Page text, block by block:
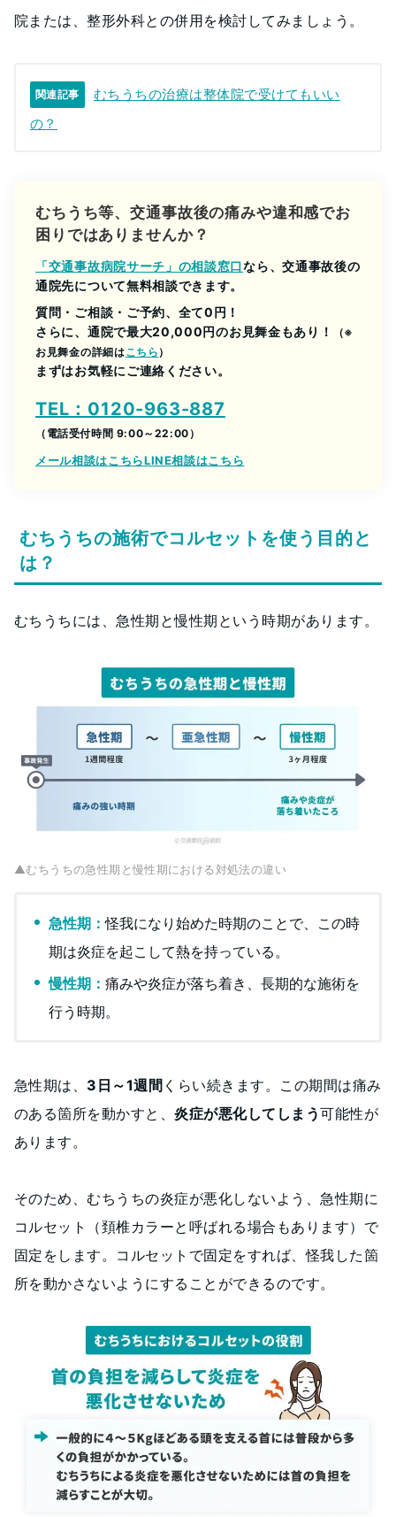
院または、整形外科との併用を検討してみましょう。
関連記事
むちうちの治療は整体院で受けてもいい
の？
むちうち等、交通事故後の痛みや違和感でお
困りではありませんか？
「交通事故病院サーチ」の相談窓口なら、交通事故後の
通院先について無料相談できます。
質問・ご相談・ご予約、全て0円！
さらに、通院で最大20,000円のお見舞金もあり！
（※
お見舞金の詳細はこちら ）
まずはお気軽にご連絡ください。
TEL：0120-963-887
（電話受付時間 9:00～22:00）
メール相談はこちらLINE相談はこちら
むちうちの施術でコルセットを使う目的と
は？
むちうちには、急性期と慢性期という時期があります。
▲むちうちの急性期と慢性期における対処法の違い
急性期：怪我になり始めた時期のことで、この時
期は炎症を起こして熱を持っている。
慢性期： 痛みや炎症が落ち着き、長期的な施術を
行う時期。
急性期は、 3日～1週間 くらい続きます。この期間は痛み
のある箇所を動かすと、炎症が悪化してしまう可能性が
あります。
そのため、むちうちの炎症が悪化しないよう、急性期に
コルセット（頚椎カラーと呼ばれる場合もあります）で
固定をします。コルセットで固定をすれば、怪我した箇
所を動かさないようにすることができるのです。